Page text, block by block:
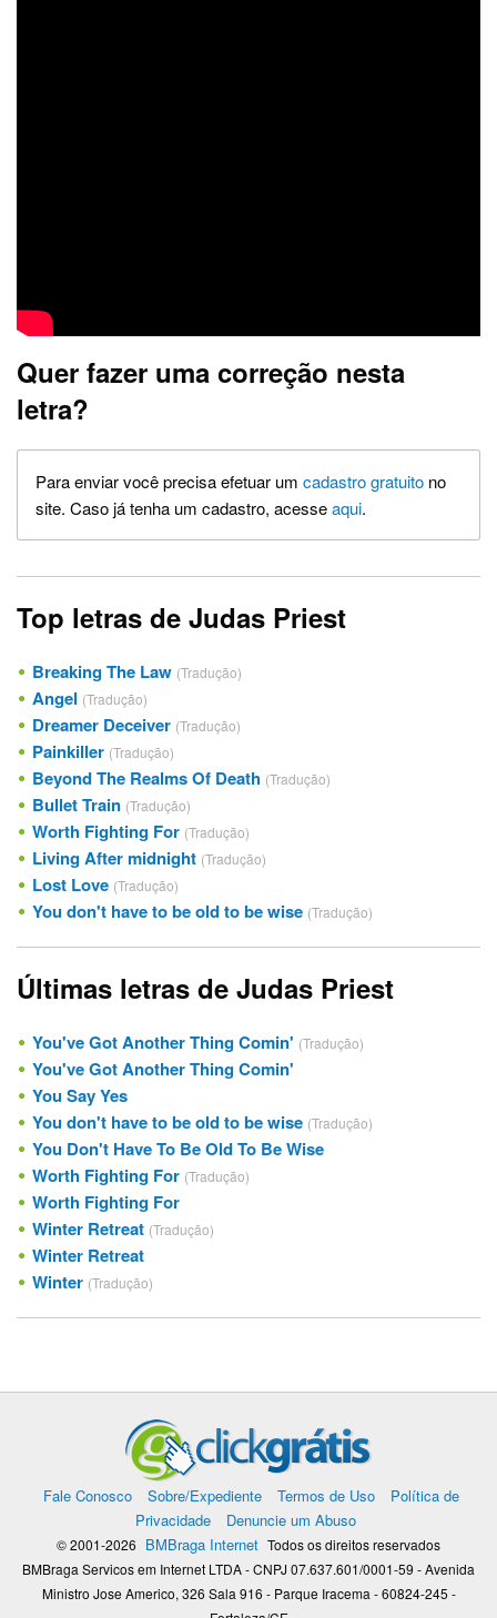
Quer fazer uma correção nesta
letra?
Para enviar você precisa efetuar um cadastro gratuito no
site. Caso já tenha um cadastro, acesseaqui.
Top letras de Judas Priest
Breaking The Law (Tradução)
Angel (Tradução)
Dreamer Deceiver (Tradução)
Painkiller (Tradução)
Beyond The Realms Of Death (Tradução)
Bullet Train (Tradução)
Worth Fighting For (Tradução)
Living After midnight (Tradução)
Lost Love (Tradução)
You don't have to be old to be wise (Tradução)
Últimas letras de Judas Priest
You've Got Another Thing Comin' (Tradução)
You've Got Another Thing Comin'
You Say Yes
You don't have to be old to be wise (Tradução)
You Don't Have To Be Old To Be Wise
Worth Fighting For (Tradução)
Worth Fighting For
Winter Retreat (Tradução)
Winter Retreat
Winter (Tradução)
Fale Conosco Sobre/Expediente Termos de Uso
Política de
Privacidade
Denuncie um Abuso
© 2001-2026 BMBraga Internet Todos os direitos reservados
BMBraga Servicos em Internet LTDA - CNPJ 07.637.601/0001-59 - Avenida
Ministro Jose Americo, 326 Sala 916 - Parque Iracema - 60824-245 -